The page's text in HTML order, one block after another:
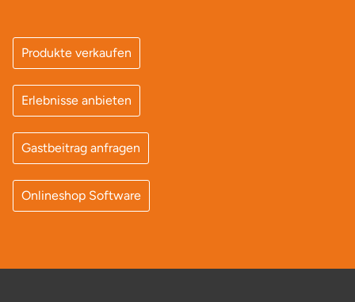
Produkte verkaufen
Erlebnisse anbieten
Gastbeitrag anfragen
Onlineshop Software
Osnabrück
Ostholstein
Ostprignitz-Ruppin
Pforzheim